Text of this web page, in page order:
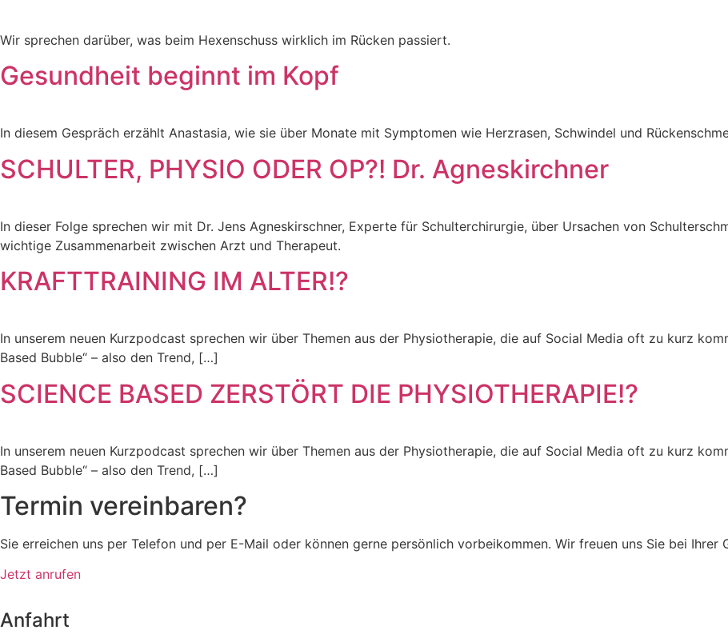
Wir sprechen darüber, was beim Hexenschuss wirklich im Rücken passiert.
Gesundheit beginnt im Kopf
In diesem Gespräch erzählt Anastasia, wie sie über Monate mit Symptomen wie Herzrasen, Schwindel und
SCHULTER, PHYSIO ODER OP?! Dr. Agneskirchner
In dieser Folge sprechen wir mit Dr. Jens Agneskirschner, Experte für Schulterchirurgie, über Ursachen von
wichtige Zusammenarbeit zwischen Arzt und Therapeut.
KRAFTTRAINING IM ALTER!?
In unserem neuen Kurzpodcast sprechen wir über Themen aus der Physiotherapie, die auf Social Media oft zu kurz
Based Bubble“ – also den Trend, […]
SCIENCE BASED ZERSTÖRT DIE PHYSIOTHERAPIE!?
In unserem neuen Kurzpodcast sprechen wir über Themen aus der Physiotherapie, die auf Social Media oft zu kurz
Based Bubble“ – also den Trend, […]
Termin vereinbaren?
Sie erreichen uns per Telefon und per E-Mail oder können gerne persönlich vorbeikommen. Wir freuen uns Sie bei Ihrer
Jetzt anrufen
Anfahrt